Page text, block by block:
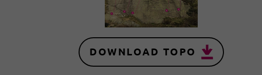
DOWNLOAD TOPO